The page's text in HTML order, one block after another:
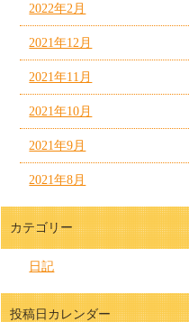
2022年2月
2021年12月
2021年11月
2021年10月
2021年9月
2021年8月
カテゴリー
日記
投稿日カレンダー